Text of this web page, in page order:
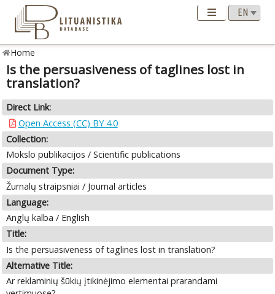
Home
Is the persuasiveness of taglines lost in
translation?
Direct Link:
Open Access (CC) BY 4.0
Collection:
Mokslo publikacijos / Scientific publications
Document Type:
Žurnalų straipsniai / Journal articles
Language:
Anglų kalba / English
Title:
Is the persuasiveness of taglines lost in translation?
Alternative Title:
Ar reklaminių šūkių įtikinėjimo elementai prarandami